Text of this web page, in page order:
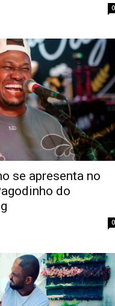
0
se apresenta no
do
0